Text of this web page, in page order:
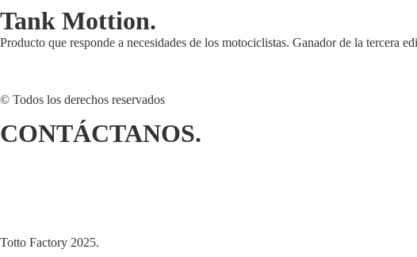
Tank Mottion.
Producto que responde a necesidades de los motociclistas. Ganador de la tercera
© Todos los derechos reservados
CONTÁCTANOS.
Totto Factory 2025.